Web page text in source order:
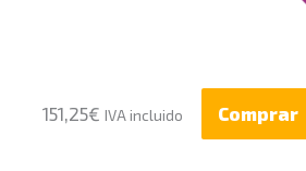
151,25€ IVA incluido Comprar